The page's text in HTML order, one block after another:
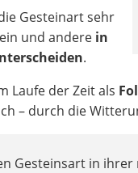
Gesteinart sehr
und andere in
.
Laufe der Zeit als
– durch die
Gesteinsart in